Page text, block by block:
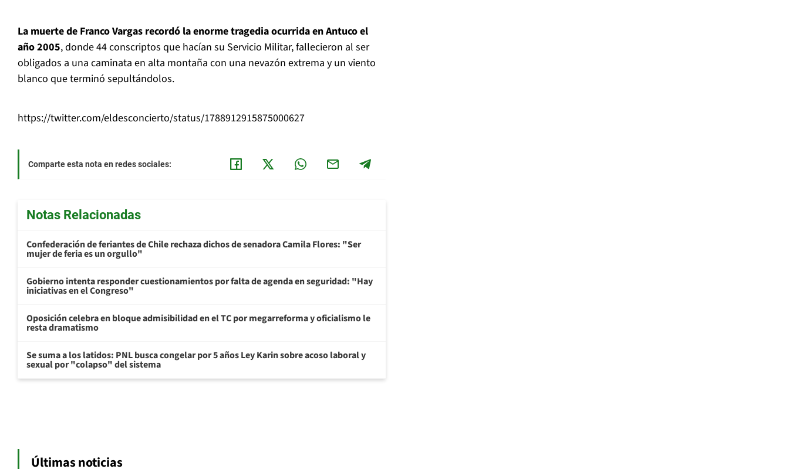
La muerte de Franco Vargas recordó la enorme tragedia ocurrida en Antuco el
año 2005, donde 44 conscriptos que hacían su Servicio Militar, fallecieron al ser
obligados a una caminata en alta montaña con una nevazón extrema y un viento
blanco que terminó sepultándolos.
https://twitter.com/eldesconcierto/status/1788912915875000627
Comparte esta nota en redes sociales:
Notas Relacionadas
Confederación de feriantes de Chile rechaza dichos de senadora Camila Flores: "Ser
mujer de feria es un orgullo"
Gobierno intenta responder cuestionamientos por falta de agenda en seguridad: "Hay
iniciativas en el Congreso"
Oposición celebra en bloque admisibilidad en el TC por megarreforma y oficialismo le
resta dramatismo
Se suma a los latidos: PNL busca congelar por 5 años Ley Karin sobre acoso laboral y
sexual por "colapso" del sistema
Últimas noticias